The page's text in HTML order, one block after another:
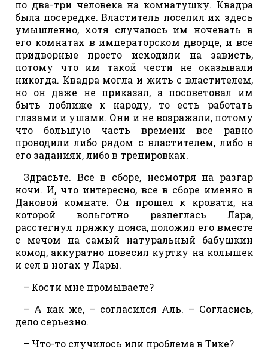
по два-три человека на комнатушку. Квадра
была посередке. Властитель поселил их здесь
умышленно, хотя случалось им ночевать в
его комнатах в императорском дворце, и все
придворные просто исходили на зависть,
потому что им такой чести не оказывали
никогда. Квадра могла и жить с властителем,
но он даже не приказал, а посоветовал им
быть поближе к народу, то есть работать
глазами и ушами. Они и не возражали, потому
что большую часть времени все равно
проводили либо рядом с властителем, либо в
его заданиях, либо в тренировках.
Здрасьте. Все в сборе, несмотря на разгар
ночи. И, что интересно, все в сборе именно в
Дановой комнате. Он прошел к кровати, на
которой вольготно разлеглась Лара,
расстегнул пряжку пояса, положил его вместе
с мечом на самый натуральный бабушкин
комод, аккуратно повесил куртку на колышек
и сел в ногах у Лары.
– Кости мне промываете?
– А как же, – согласился Аль. – Согласись,
дело серьезно.
– Что-то случилось или проблема в Тике?